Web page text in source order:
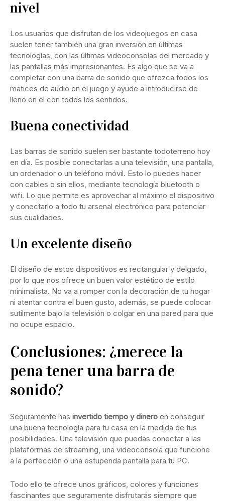
nivel
Los usuarios que disfrutan de los videojuegos en casa
suelen tener también una gran inversión en últimas
tecnologías, con las últimas videoconsolas del mercado y
las pantallas más impresionantes. Es algo que se va a
completar con una barra de sonido que ofrezca todos los
matices de audio en el juego y ayude a introducirse de
lleno en él con todos los sentidos.
Buena conectividad
Las barras de sonido suelen ser bastante todoterreno hoy
en día. Es posible conectarlas a una televisión, una pantalla,
un ordenador o un teléfono móvil. Esto lo puedes hacer
con cables o sin ellos, mediante tecnología bluetooth o
wifi. Lo que permite es aprovechar al máximo el dispositivo
y conectarlo a todo tu arsenal electrónico para potenciar
sus cualidades.
Un excelente diseño
El diseño de estos dispositivos es rectangular y delgado,
por lo que nos ofrece un buen valor estético de estilo
minimalista. No va a romper con la decoración de tu hogar
ni atentar contra el buen gusto, además, se puede colocar
sutilmente bajo la televisión o colgar en una pared para que
no ocupe espacio.
Conclusiones: ¿merece la
pena tener una barra de
sonido?
Seguramente has invertido tiempo y dinero en conseguir
una buena tecnología para tu casa en la medida de tus
posibilidades. Una televisión que puedas conectar a las
plataformas de streaming, una videoconsola que funcione
a la perfección o una estupenda pantalla para tu PC.
Todo ello te ofrece unos gráficos, colores y funciones
fascinantes que seguramente disfrutarás siempre que